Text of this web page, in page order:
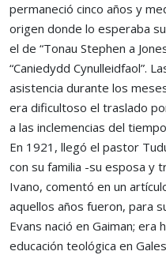
permaneció cinco años y
origen donde lo esperaba
el de “Tonau Stephen a
“Caniedydd Cynulleidfaol”.
asistencia durante los
era dificultoso el traslado
a las inclemencias del
En 1921, llegó el pastor
con su familia -su esposa y
Ivano, comentó en un
aquellos años fueron, para
Evans nació en Gaiman;
educación teológica en